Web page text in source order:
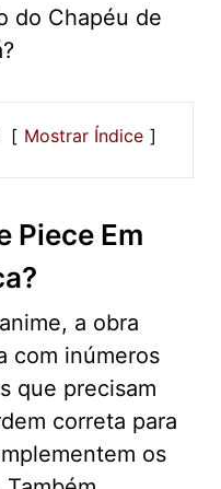
do Chapéu de
Mostrar Índice
Piece Em
a obra
com inúmeros
que precisam
correta para
os